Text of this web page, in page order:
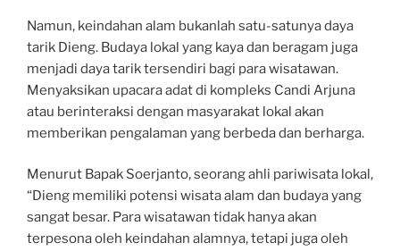
Namun, keindahan alam bukanlah satu-satunya daya
tarik Dieng. Budaya lokal yang kaya dan beragam juga
menjadi daya tarik tersendiri bagi para wisatawan.
Menyaksikan upacara adat di kompleks Candi Arjuna
atau berinteraksi dengan masyarakat lokal akan
memberikan pengalaman yang berbeda dan berharga.
Menurut Bapak Soerjanto, seorang ahli pariwisata lokal,
“Dieng memiliki potensi wisata alam dan budaya yang
sangat besar. Para wisatawan tidak hanya akan
terpesona oleh keindahan alamnya, tetapi juga oleh